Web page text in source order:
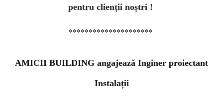
pentru clienții noștri !
*********************
AMICII BUILDING angajează Inginer proiectant
Instalații